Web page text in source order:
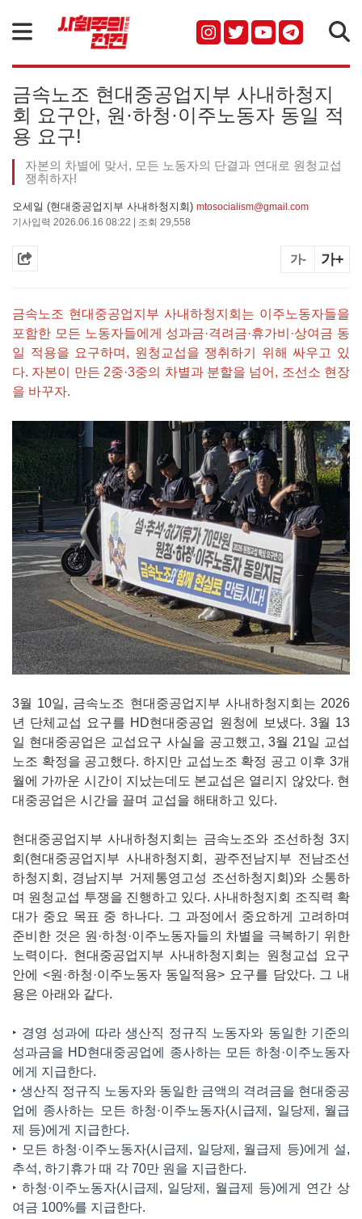
금속노조 현대중공업지부 사내하청지
회 요구안, 원·하청·이주노동자 동일 적
용 요구!
자본의 차별에 맞서, 모든 노동자의 단결과 연대로 원청교섭
쟁취하자!
오세일 (현대중공업지부 사내하청지회) mtosocialism@gmail.com
기사입력 2026.06.16 08:22 | 조회 29,558
가- 가+
금속노조 현대중공업지부 사내하청지회는 이주노동자들을
포함한 모든 노동자들에게 성과금·격려금·휴가비·상여금 동
일 적용을 요구하며, 원청교섭을 쟁취하기 위해 싸우고 있
다. 자본이 만든 2중·3중의 차별과 분할을 넘어, 조선소 현장
을 바꾸자.
3월 10일, 금속노조 현대중공업지부 사내하청지회는 2026
년 단체교섭 요구를 HD현대중공업 원청에 보냈다. 3월 13
일 현대중공업은 교섭요구 사실을 공고했고, 3월 21일 교섭
노조 확정을 공고했다. 하지만 교섭노조 확정 공고 이후 3개
월에 가까운 시간이 지났는데도 본교섭은 열리지 않았다. 현
대중공업은 시간을 끌며 교섭을 해태하고 있다.
현대중공업지부 사내하청지회는 금속노조와 조선하청 3지
회(현대중공업지부 사내하청지회, 광주전남지부 전남조선
하청지회, 경남지부 거제통영고성 조선하청지회)와 소통하
며 원청교섭 투쟁을 진행하고 있다. 사내하청지회 조직력 확
대가 중요 목표 중 하나다. 그 과정에서 중요하게 고려하며
준비한 것은 원·하청·이주노동자들의 차별을 극복하기 위한
노력이다. 현대중공업지부 사내하청지회는 원청교섭 요구
안에 <원·하청·이주노동자 동일적용> 요구를 담았다. 그 내
용은 아래와 같다.
‣ 경영 성과에 따라 생산직 정규직 노동자와 동일한 기준의
성과금을 HD현대중공업에 종사하는 모든 하청·이주노동자
에게 지급한다.
‣ 생산직 정규직 노동자와 동일한 금액의 격려금을 현대중공
업에 종사하는 모든 하청·이주노동자(시급제, 일당제, 월급
제 등)에게 지급한다.
‣ 모든 하청·이주노동자(시급제, 일당제, 월급제 등)에게 설,
추석, 하기휴가 때 각 70만 원을 지급한다.
‣ 하청·이주노동자(시급제, 일당제, 월급제 등)에게 연간 상
여금 100%를 지급한다.